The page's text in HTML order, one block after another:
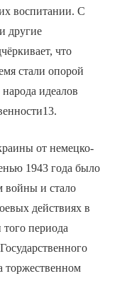
воспитании. С
другие
что
стали опорой
идеалов
от немецко-
1943 года было
войны и стало
действиях в
периода